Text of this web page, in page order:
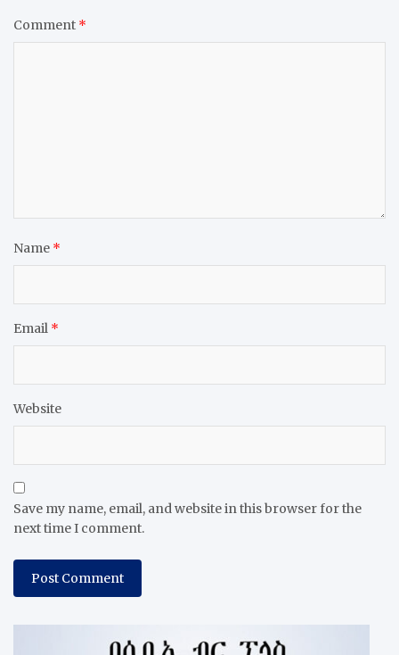
Comment *
Name *
Email *
Website
Save my name, email, and website in this browser for the
next time I comment.